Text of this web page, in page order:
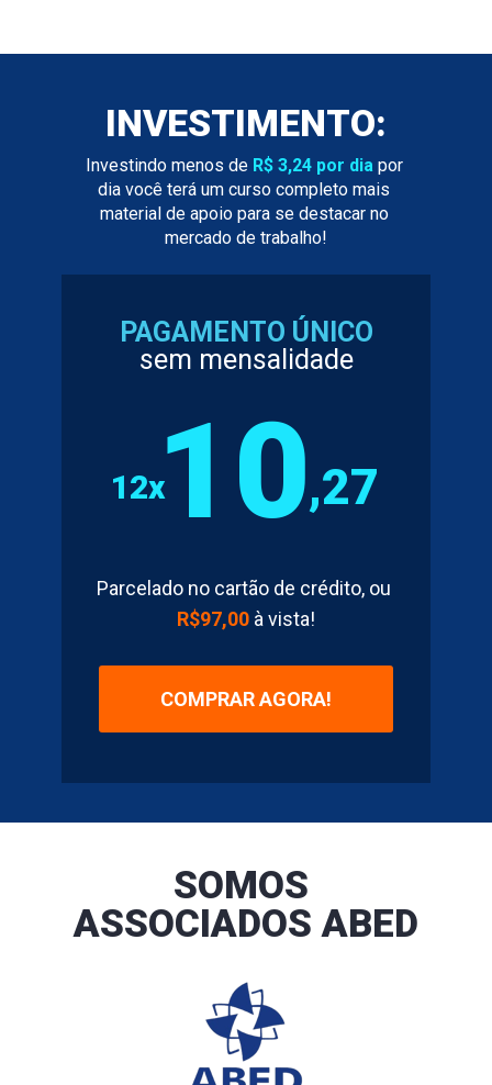
COMPRAR AGORA!
INVESTIMENTO:
R$97,00 à vista!
PAGAMENTO ÚNICO
sem mensalidade
Investindo menos de R$ 3,24 por dia por
dia você terá um curso completo mais
material de apoio para se destacar no
mercado de trabalho!
10
12x ,27
SOMOS
ASSOCIADOS ABED